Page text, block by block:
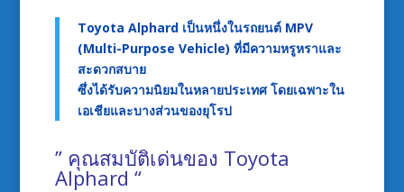
Toyota Alphard เป็นหนึ่งในรถยนต์ MPV
(Multi-Purpose Vehicle) ที่มีความหรูหราและ
สะดวกสบาย
ซึ่งได้รับความนิยมในหลายประเทศ โดยเฉพาะใน
เอเชียและบางส่วนของยุโรป
” คุณสมบัติเด่นของ Toyota
Alphard “